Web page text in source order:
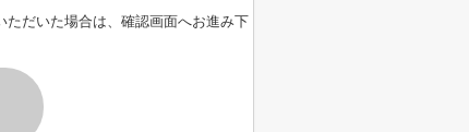
だいた場合は、確認画面へお進み下